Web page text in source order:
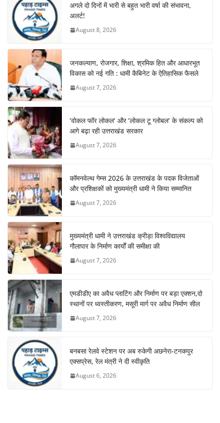
अगले दो दिनों में भारी से बहुत भारी वर्षा की संभावना,
अलर्ट!
August 8, 2026
जनकल्याण, रोजगार, शिक्षा, श्रमिक हित और आधारभूत
विकास को नई गति : धामी कैबिनेट के ऐतिहासिक फैसले
August 7, 2026
‘वोकल फॉर लोकल’ और ‘लोकल टू ग्लोबल’ के संकल्प को
आगे बढ़ा रही उत्तराखंड सरकार
August 7, 2026
कॉमनवेल्थ गेम्स 2026 के उत्तराखंड के पदक विजेताओं
और प्रशिक्षकों को मुख्यमंत्री धामी ने किया सम्मानित
August 7, 2026
मुख्यमंत्री धामी ने उत्तराखंड क्रीड़ा विश्वविद्यालय
गौलापार के निर्माण कार्यों की समीक्षा की
August 7, 2026
एमडीडीए का अवैध प्लाटिंग और निर्माण पर बड़ा एक्शन,दो
स्थानों पर ध्वस्तीकरण, मसूरी मार्ग पर अवैध निर्माण सील
August 7, 2026
बनबसा रेलवे स्टेशन पर अब रुकेगी अछनेरा-टनकपुर
एक्सप्रेस, रेल मंत्री ने दी स्वीकृति
August 6, 2026